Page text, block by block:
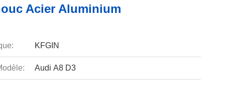
Acier Aluminium
KFGIN
Audi A8 D3